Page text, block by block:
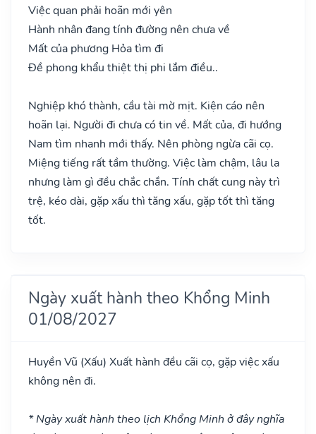
Việc quan phải hoãn mới yên
Hành nhân đang tính đường nên chưa về
Mất của phương Hỏa tìm đi
Đề phong khẩu thiệt thị phi lắm điều..
Nghiệp khó thành, cầu tài mờ mịt. Kiện cáo nên
hoãn lại. Người đi chưa có tin về. Mất của, đi hướng
Nam tìm nhanh mới thấy. Nên phòng ngừa cãi cọ.
Miệng tiếng rất tầm thường. Việc làm chậm, lâu la
nhưng làm gì đều chắc chắn. Tính chất cung này trì
trệ, kéo dài, gặp xấu thì tăng xấu, gặp tốt thì tăng
tốt.
Ngày xuất hành theo Khổng Minh
01/08/2027
Huyền Vũ (Xấu) Xuất hành đều cãi cọ, gặp việc xấu
không nên đi.
* Ngày xuất hành theo lịch Khổng Minh ở đây nghĩa